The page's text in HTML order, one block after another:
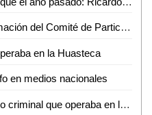
Congreso reconoce la conformación del Comité de Participación Ciudadana del Sistema Estatal Anticorrupción
en la Huasteca
en medios nacionales
Autoridades capturan a objetivo criminal que operaba en la huasteca potosina